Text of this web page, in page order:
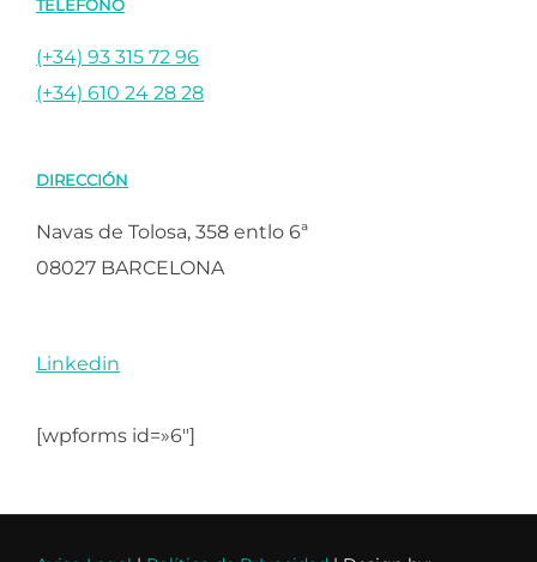
TELÉFONO
(+34) 93 315 72 96
(+34) 610 24 28 28
DIRECCIÓN
Navas de Tolosa, 358 entlo 6ª
08027 BARCELONA
Linkedin
[wpforms id=»6″]